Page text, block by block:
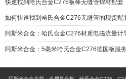
阿斯米合金：5毫米哈氏合金C276德国板服